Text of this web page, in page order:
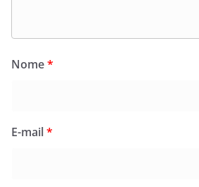
Nome*
E-mail*